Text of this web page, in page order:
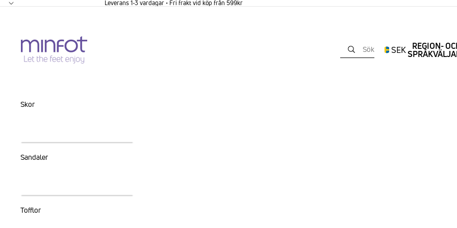
Leverans 1-3 vardagar • Fri frakt vid köp från 599kr
Sök SEK REGION-
Skor
Sandaler
Tofflor